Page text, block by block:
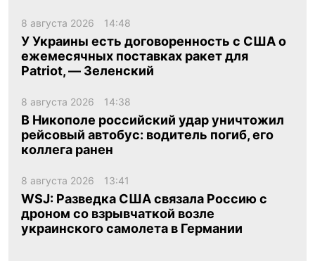
8 августа 2026 14:48
У Украины есть договоренность с США о
ежемесячных поставках ракет для
Patriot, — Зеленский
8 августа 2026 14:38
В Никополе российский удар уничтожил
рейсовый автобус: водитель погиб, его
коллега ранен
8 августа 2026 13:41
WSJ: Разведка США связала Россию с
дроном со взрывчаткой возле
украинского самолета в Германии